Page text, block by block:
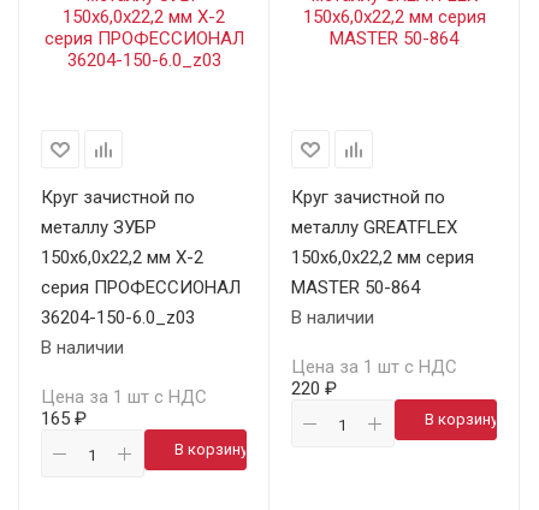
Круг зачистной по
металлу ЗУБР
150х6,0х22,2 мм X-2
серия ПРОФЕССИОНАЛ
36204-150-6.0_z03
В наличии
Цена за 1 шт с НДС
165 ₽
В корзину
Круг зачистной по
металлу GREATFLEX
150х6,0х22,2 мм серия
MASTER 50-864
В наличии
Цена за 1 шт с НДС
220 ₽
В корзину